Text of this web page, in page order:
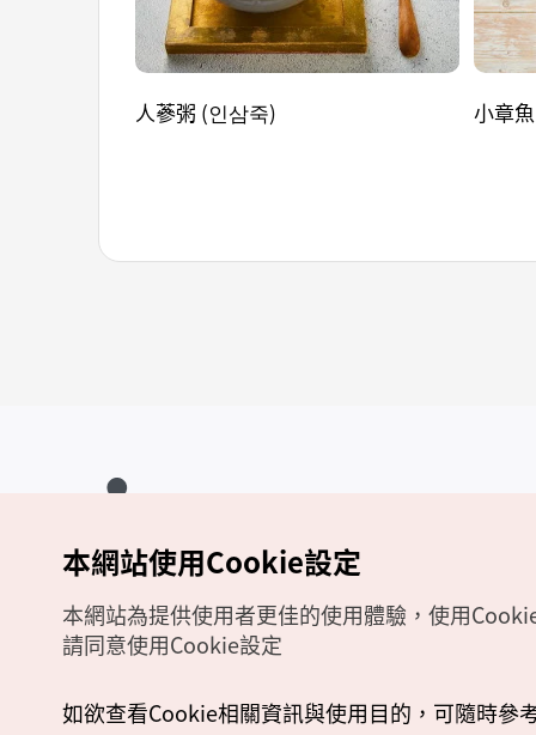
人蔘粥 (인삼죽) 小章
Copyrights (c) 韓國觀光公社版權所有
如有相關疑問或建議，歡迎來信至官方信箱
本網站使用Cookie設定
本網站為提供使用者更佳的使用體驗，使用
請同意使用Cookie設定
如欲查看Cookie相關資訊與使用目的，可隨時參